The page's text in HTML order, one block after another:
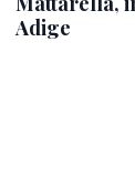
Adige